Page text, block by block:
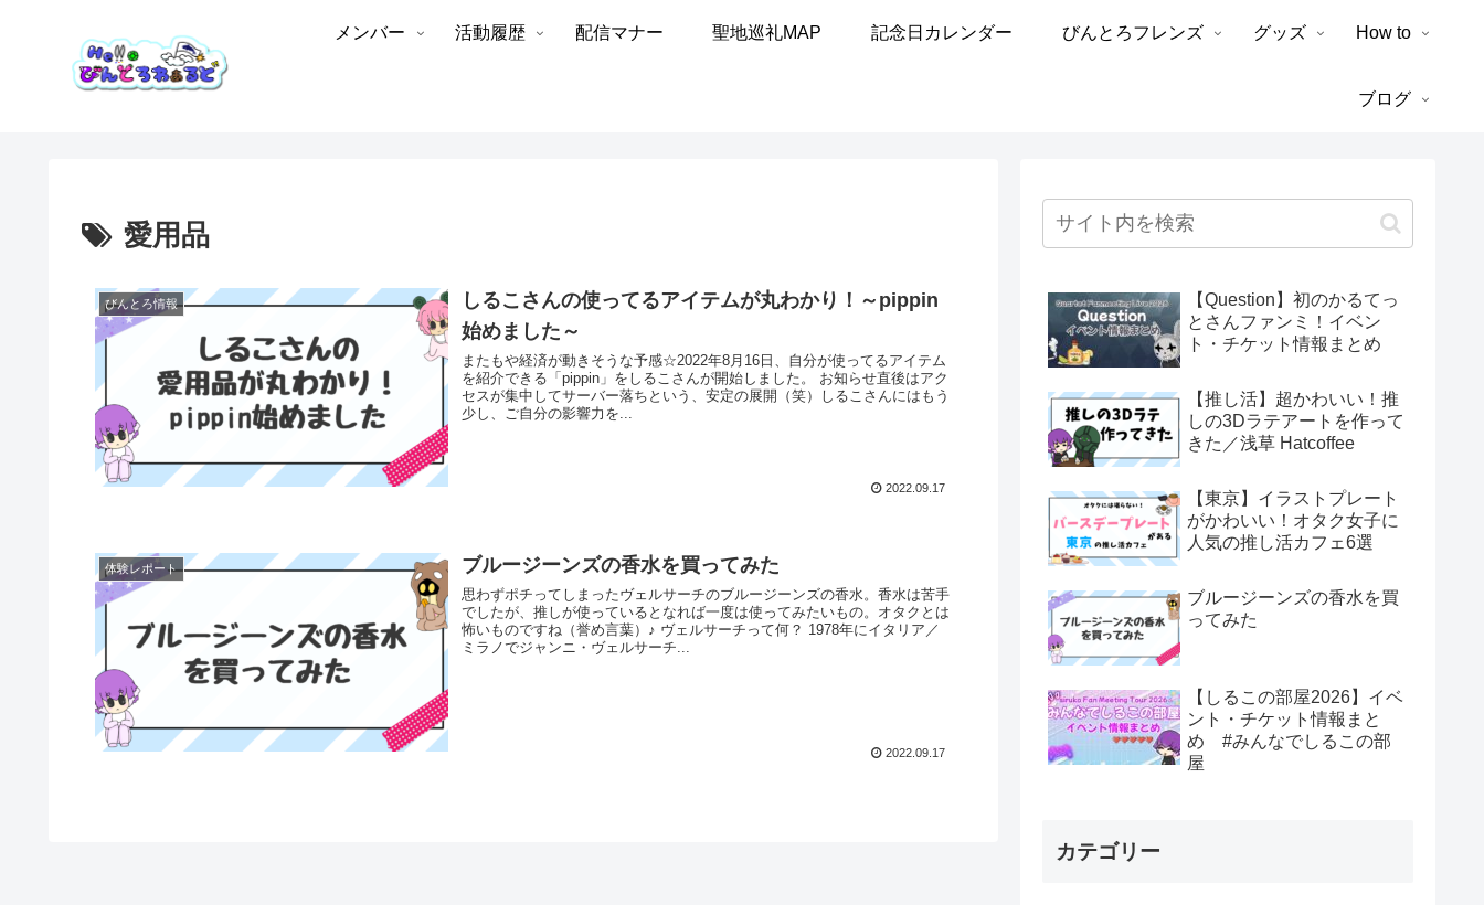
メンバー 活動履歴 配信マナー 聖地巡礼MAP 記念日カレンダー びんとろフレンズ グッズ How to
ブログ
愛用品
びんとろ情報
しるこさんの使ってるアイテムが丸わかり！～pippin
始めました～
またもや経済が動きそうな予感☆2022年8月16日、自分が使ってるアイテム
を紹介できる「pippin」をしるこさんが開始しました。 お知らせ直後はアク
セスが集中してサーバー落ちという、安定の展開（笑）しるこさんにはもう
少し、ご自分の影響力を...
2022.09.17
体験レポート ブルージーンズの香水を買ってみた
思わずポチってしまったヴェルサーチのブルージーンズの香水。香水は苦手
でしたが、推しが使っているとなれば一度は使ってみたいもの。オタクとは
怖いものですね（誉め言葉）♪ ヴェルサーチって何？ 1978年にイタリア／
ミラノでジャンニ・ヴェルサーチ...
2022.09.17
【Question】初のかるてっ
とさんファンミ！イベン
ト・チケット情報まとめ
【推し活】超かわいい！推
しの3Dラテアートを作って
きた／浅草 Hatcoffee
【東京】イラストプレート
がかわいい！オタク女子に
人気の推し活カフェ6選
ブルージーンズの香水を買
ってみた
【しるこの部屋2026】イベ
ント・チケット情報まと
め #みんなでしるこの部
屋
カテゴリー